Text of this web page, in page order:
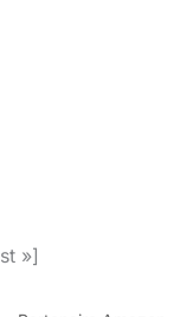
»]